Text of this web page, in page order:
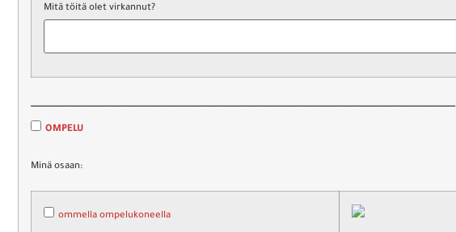
Mitä töitä olet virkannut?
___________________________________________________________________________
OMPELU
Minä osaan:
ommella ompelukoneella